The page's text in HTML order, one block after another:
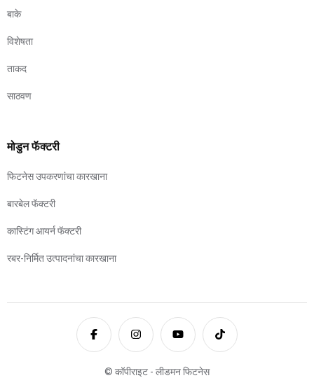
बाके
विशेषता
ताकद
साठवण
मोडुन फॅक्टरी
फिटनेस उपकरणांचा कारखाना
बारबेल फॅक्टरी
कास्टिंग आयर्न फॅक्टरी
रबर-निर्मित उत्पादनांचा कारखाना
© कॉपीराइट - लीडमन फिटनेस